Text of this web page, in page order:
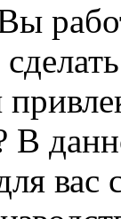
В